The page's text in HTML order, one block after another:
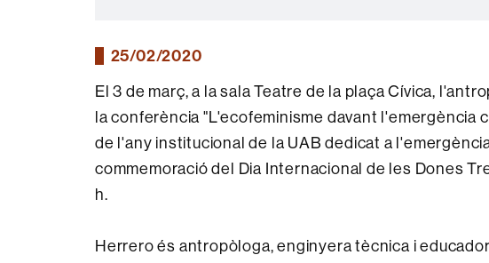
25/02/2020
El 3 de març, a la sala Teatre de la plaça Cívica,
la conferència "L'ecofeminisme davant l'emergència
de l'any institucional de la UAB dedicat a
commemoració del Dia Internacional de les Dones
h.
Herrero és antropòloga, enginyera tècnica i